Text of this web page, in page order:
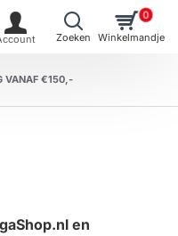
VANAF €150,-
0
en